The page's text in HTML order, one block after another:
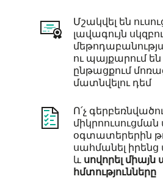
Մշակվել են
լավագույն
ու պայքարում
ընթացքում
մատնվելու դեմ
Ո՛չ
միկրոուսուցման
օգտատերերին
սահմանել իրենց
և սովորել
հմտությունները